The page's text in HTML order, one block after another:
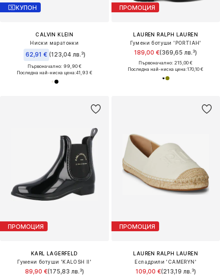
КУПОН
CALVIN KLEIN
Ниски маратонки
62,91 € (123,04 лв.³)
Първоначално: 99,90 €
Последна най-ниска цена:41,93 €
ПРОМОЦИЯ
LAUREN RALPH LAUREN
Гумени ботуши 'PORTIAH'
189,00 €(369,65 лв.³)
Първоначално: 215,00 €
Последна най-ниска цена:170,10 €
ПРОМОЦИЯ
KARL LAGERFELD
Гумени ботуши 'KALOSH II'
89,90 €(175,83 лв.³)
ПРОМОЦИЯ
LAUREN RALPH LAUREN
Еспадрили 'CAMERYN'
109,00 €(213,19 лв.³)